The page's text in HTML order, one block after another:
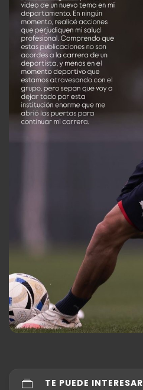
TE PUEDE INTERESAR